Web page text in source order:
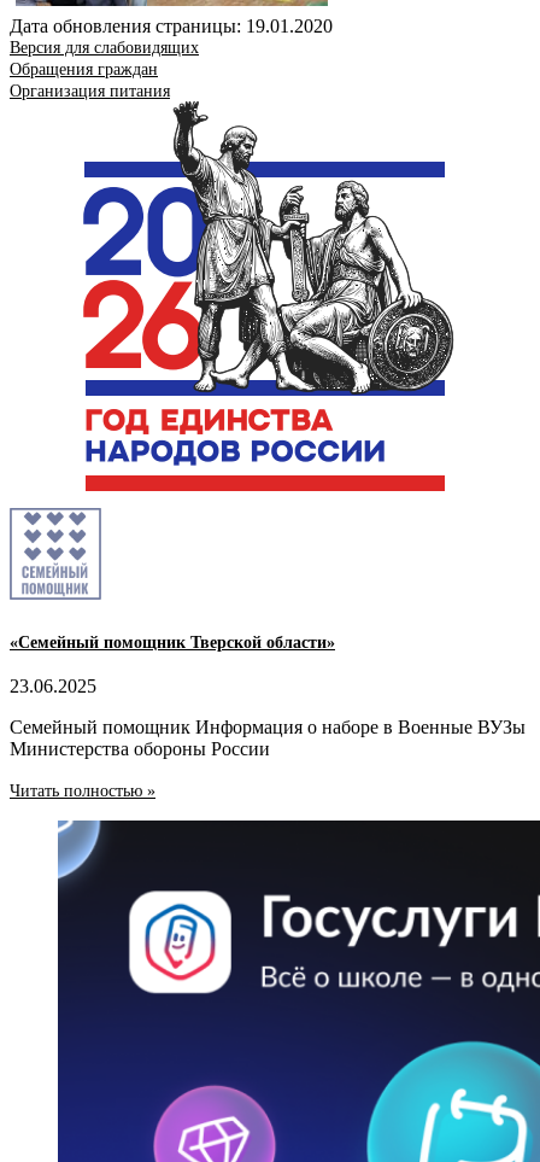
Дата обновления страницы: 19.01.2020
Версия для слабовидящих
Обращения граждан
Организация питания
«Семейный помощник Тверской области»
23.06.2025
Семейный помощник Информация о наборе в Военные ВУЗы
Министерства обороны России
Читать полностью »